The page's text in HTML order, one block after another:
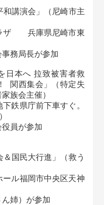
講演会」（尼崎市主
ラザ 兵庫県尼崎市東
事務局長が参加
日本へ 拉致被害者救
関西集会」（特定失
族会主催）
鉄県庁前下車すぐ。
役員が参加
国民大行進」（救う
ール福岡市中央区天神
姉）が参加